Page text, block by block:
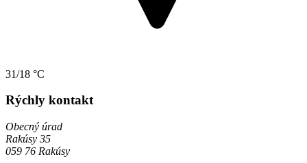
31/18 °C
Rýchly kontakt
Obecný úrad
Rakúsy 35
059 76 Rakúsy